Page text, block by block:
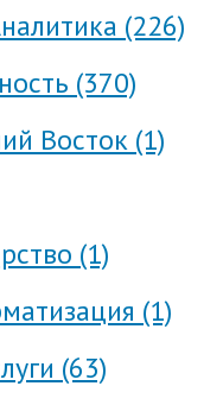
(226)
(370)
Восток (1)
(1)
(1)
(63)